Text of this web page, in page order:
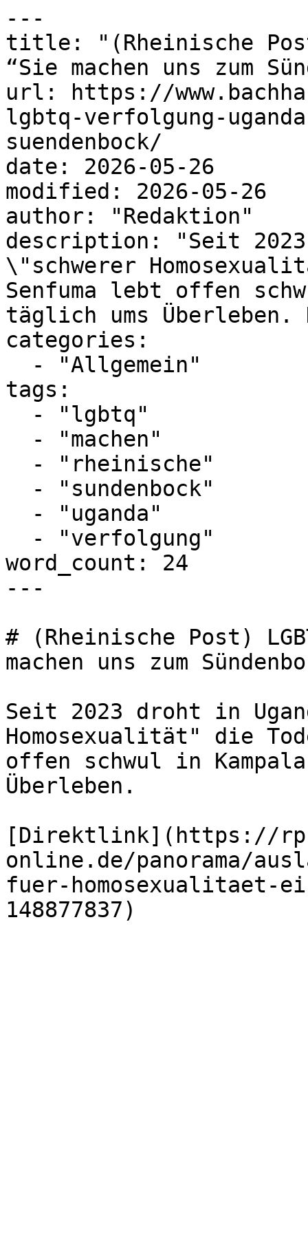
---
title: "(Rheinische
“Sie machen uns zum
url: https://
lgbtq-verfolgung-
suendenbock/
date: 2026-05-26
modified: 2026-05-26
author: "Redaktion"
description: "Seit
\"schwerer
Senfuma lebt offen
täglich ums
categories:
tags:
word_count: 24
---
# (Rheinische Post)
machen uns zum
Seit 2023 droht in
Homosexualität" die
offen schwul in
Überleben.
[Direktlink](https://
online.de/panorama/
fuer-homosexualitaet-
148877837)